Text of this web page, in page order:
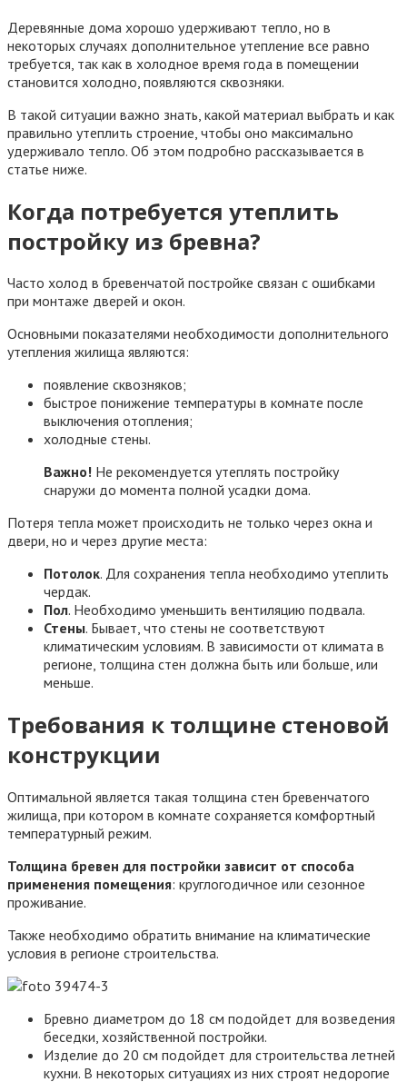
Деревянные дома хорошо удерживают тепло, но в
некоторых случаях дополнительное утепление все равно
требуется, так как в холодное время года в помещении
становится холодно, появляются сквозняки.
В такой ситуации важно знать, какой материал выбрать и как
правильно утеплить строение, чтобы оно максимально
удерживало тепло. Об этом подробно рассказывается в
статье ниже.
Когда потребуется утеплить
постройку из бревна?
Часто холод в бревенчатой постройке связан с ошибками
при монтаже дверей и окон.
Основными показателями необходимости дополнительного
утепления жилища являются:
появление сквозняков;
быстрое понижение температуры в комнате после
выключения отопления;
холодные стены.
Важно! Не рекомендуется утеплять постройку
снаружи до момента полной усадки дома.
Потеря тепла может происходить не только через окна и
двери, но и через другие места:
Потолок. Для сохранения тепла необходимо утеплить
чердак.
Пол. Необходимо уменьшить вентиляцию подвала.
Стены. Бывает, что стены не соответствуют
климатическим условиям. В зависимости от климата в
регионе, толщина стен должна быть или больше, или
меньше.
Требования к толщине стеновой
конструкции
Оптимальной является такая толщина стен бревенчатого
жилища, при котором в комнате сохраняется комфортный
температурный режим.
Толщина бревен для постройки зависит от способа
применения помещения: круглогодичное или сезонное
проживание.
Также необходимо обратить внимание на климатические
условия в регионе строительства.
Бревно диаметром до 18 см подойдет для возведения
беседки, хозяйственной постройки.
Изделие до 20 см подойдет для строительства летней
кухни. В некоторых ситуациях из них строят недорогие